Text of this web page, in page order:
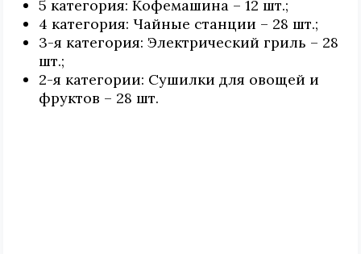
5 категория: Кофемашина – 12 шт.;
4 категория: Чайные станции – 28 шт.;
3-я категория: Электрический гриль – 28
шт.;
2-я категории: Сушилки для овощей и
фруктов – 28 шт.